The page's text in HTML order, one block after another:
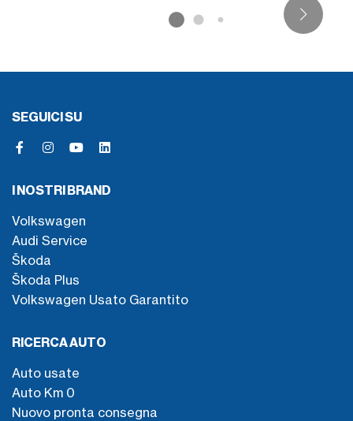
SEGUICI SU
I NOSTRI BRAND
Volkswagen
Audi Service
Škoda
Škoda Plus
Volkswagen Usato Garantito
RICERCA AUTO
Auto usate
Auto Km 0
Nuovo pronta consegna